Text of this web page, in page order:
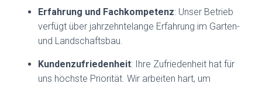
Erfahrung und Fachkompetenz: Unser Betrieb
verfügt über jahrzehntelange Erfahrung im Garten-
und Landschaftsbau.
Kundenzufriedenheit: Ihre Zufriedenheit hat für
uns höchste Priorität. Wir arbeiten hart, um